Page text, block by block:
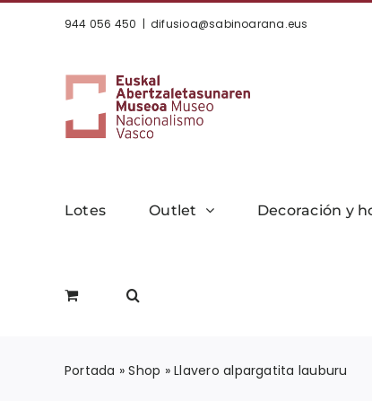
944 056 450 | difusioa@sabinoarana.eus
Lotes Outlet Decoración y
Portada »Shop »Llavero alpargatita lauburu